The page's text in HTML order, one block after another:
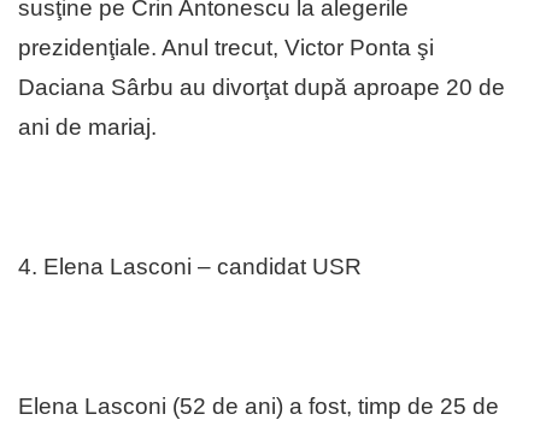
susţine pe Crin Antonescu la alegerile
prezidenţiale. Anul trecut, Victor Ponta şi
Daciana Sârbu au divorţat după aproape 20 de
ani de mariaj.
4. Elena Lasconi – candidat USR
Elena Lasconi (52 de ani) a fost, timp de 25 de